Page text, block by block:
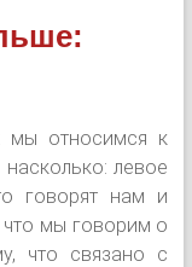
мы относимся к
левое
говорят нам и
мы говорим о
что связано с